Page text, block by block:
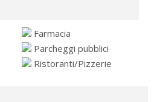
Farmacia
Parcheggi pubblici
Ristoranti/Pizzerie